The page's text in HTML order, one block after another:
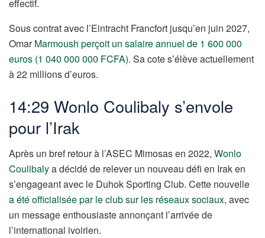
effectif.
Sous contrat avec l’Eintracht Francfort jusqu’en juin 2027,
OmarMarmoush perçoit un salaire annuel de 1 600 000
euros (1 040 000 000 FCFA). Sa cote s’élève actuellement
à 22 millions d’euros.
14:29 Wonlo Coulibaly s’envole
pour l’Irak
Après un bref retour à l’ASEC Mimosas en 2022, Wonlo
Coulibalya décidé de relever un nouveau défi en Irak en
s’engageant avec le Duhok Sporting Club. Cette nouvelle
a été officialisée par le club sur les réseaux sociaux, avec
un message enthousiaste annonçant l’arrivée de
l’international ivoirien.